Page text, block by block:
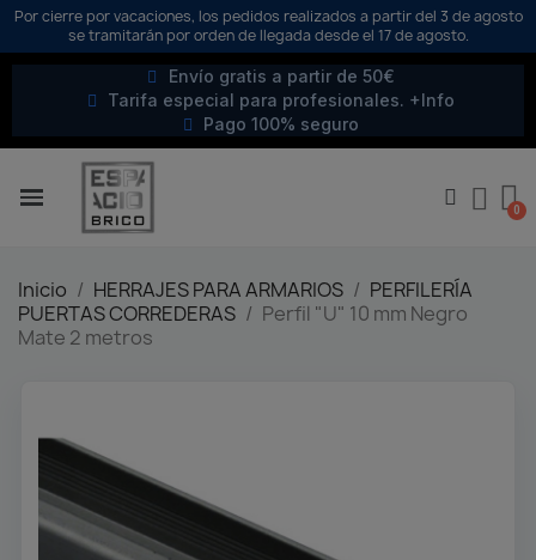
Por cierre por vacaciones, los pedidos realizados a partir del 3 de agosto
se tramitarán por orden de llegada desde el 17 de agosto.
Envío gratis a partir de 50€
Tarifa especial para profesionales. +Info
Pago 100% seguro
Inicio HERRAJES PARA ARMARIOS
PERFILERÍA
PUERTAS CORREDERAS
Perfil "U" 10 mm Negro
Mate 2 metros